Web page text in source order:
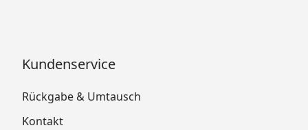
Kundenservice
Rückgabe & Umtausch
Kontakt